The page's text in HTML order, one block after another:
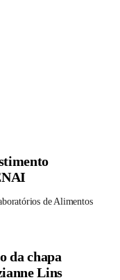
de Alimentos
da chapa
Lins